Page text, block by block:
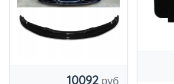
БЛОК ЧЕРНЫЙ
10092